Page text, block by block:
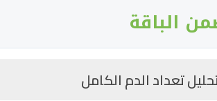
الباقة